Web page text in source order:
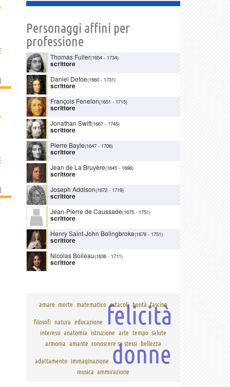
]
]
Personaggi affini per
professione
Thomas Fuller(1654 - 1734)
scrittore
Daniel Defoe(1660 - 1731)
scrittore
François Fenelon(1651 - 1715)
scrittore
Jonathan Swift(1667 - 1745)
scrittore
Pierre Bayle(1647 - 1706)
scrittore
Jean de La Bruyère(1645 - 1696)
scrittore
Joseph Addison(1672 - 1719)
scrittore
Jean-Pierre de Caussade(1675 - 1751)
scrittore
Henry Saint-John Bolingbroke(1678 - 1751)
scrittore
Nicolas Boileau(1636 - 1711)
scrittore
amare morte matematico ostacoli bontà fascino
filosofi natura educazione felicità
interessi anatomia istruzione arte tempo salute
armonia amante conoscere se stessi bellezza
adattamento immaginazione donne
musica ammirazione